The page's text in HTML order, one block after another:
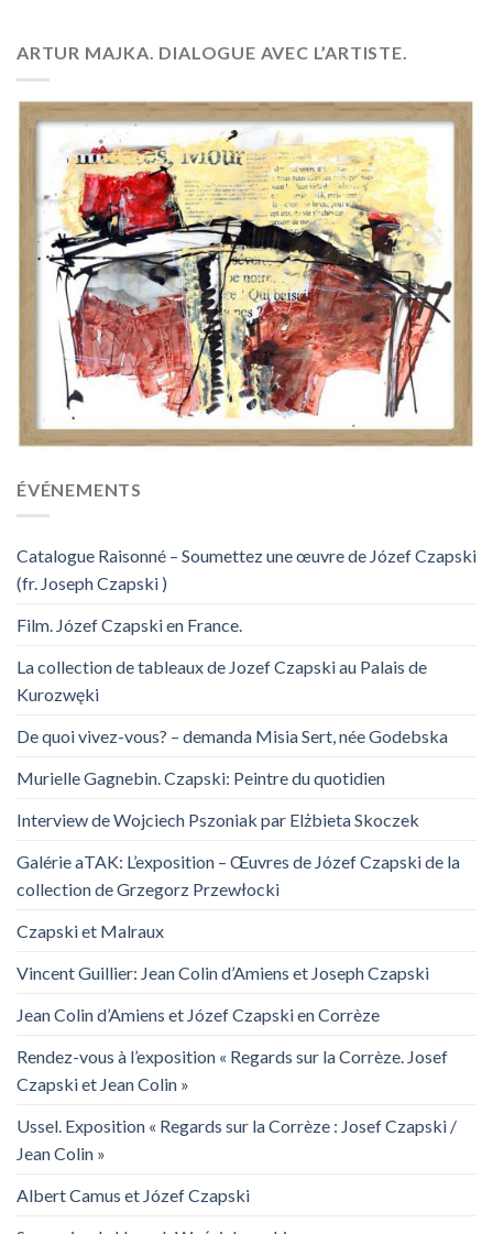
ARTUR MAJKA. DIALOGUE AVEC L’ARTISTE.
ÉVÉNEMENTS
Catalogue Raisonné – Soumettez une œuvre de Józef Czapski
(fr. Joseph Czapski )
Film. Józef Czapski en France.
La collection de tableaux de Jozef Czapski au Palais de
Kurozwęki
De quoi vivez-vous? – demanda Misia Sert, née Godebska
Murielle Gagnebin. Czapski: Peintre du quotidien
Interview de Wojciech Pszoniak par Elżbieta Skoczek
Galérie aTAK: L’exposition – Œuvres de Józef Czapski de la
collection de Grzegorz Przewłocki
Czapski et Malraux
Vincent Guillier: Jean Colin d’Amiens et Joseph Czapski
Jean Colin d’Amiens et Józef Czapski en Corrèze
Rendez-vous à l’exposition « Regards sur la Corrèze. Josef
Czapski et Jean Colin »
Ussel. Exposition « Regards sur la Corrèze : Josef Czapski /
Jean Colin »
Albert Camus et Józef Czapski